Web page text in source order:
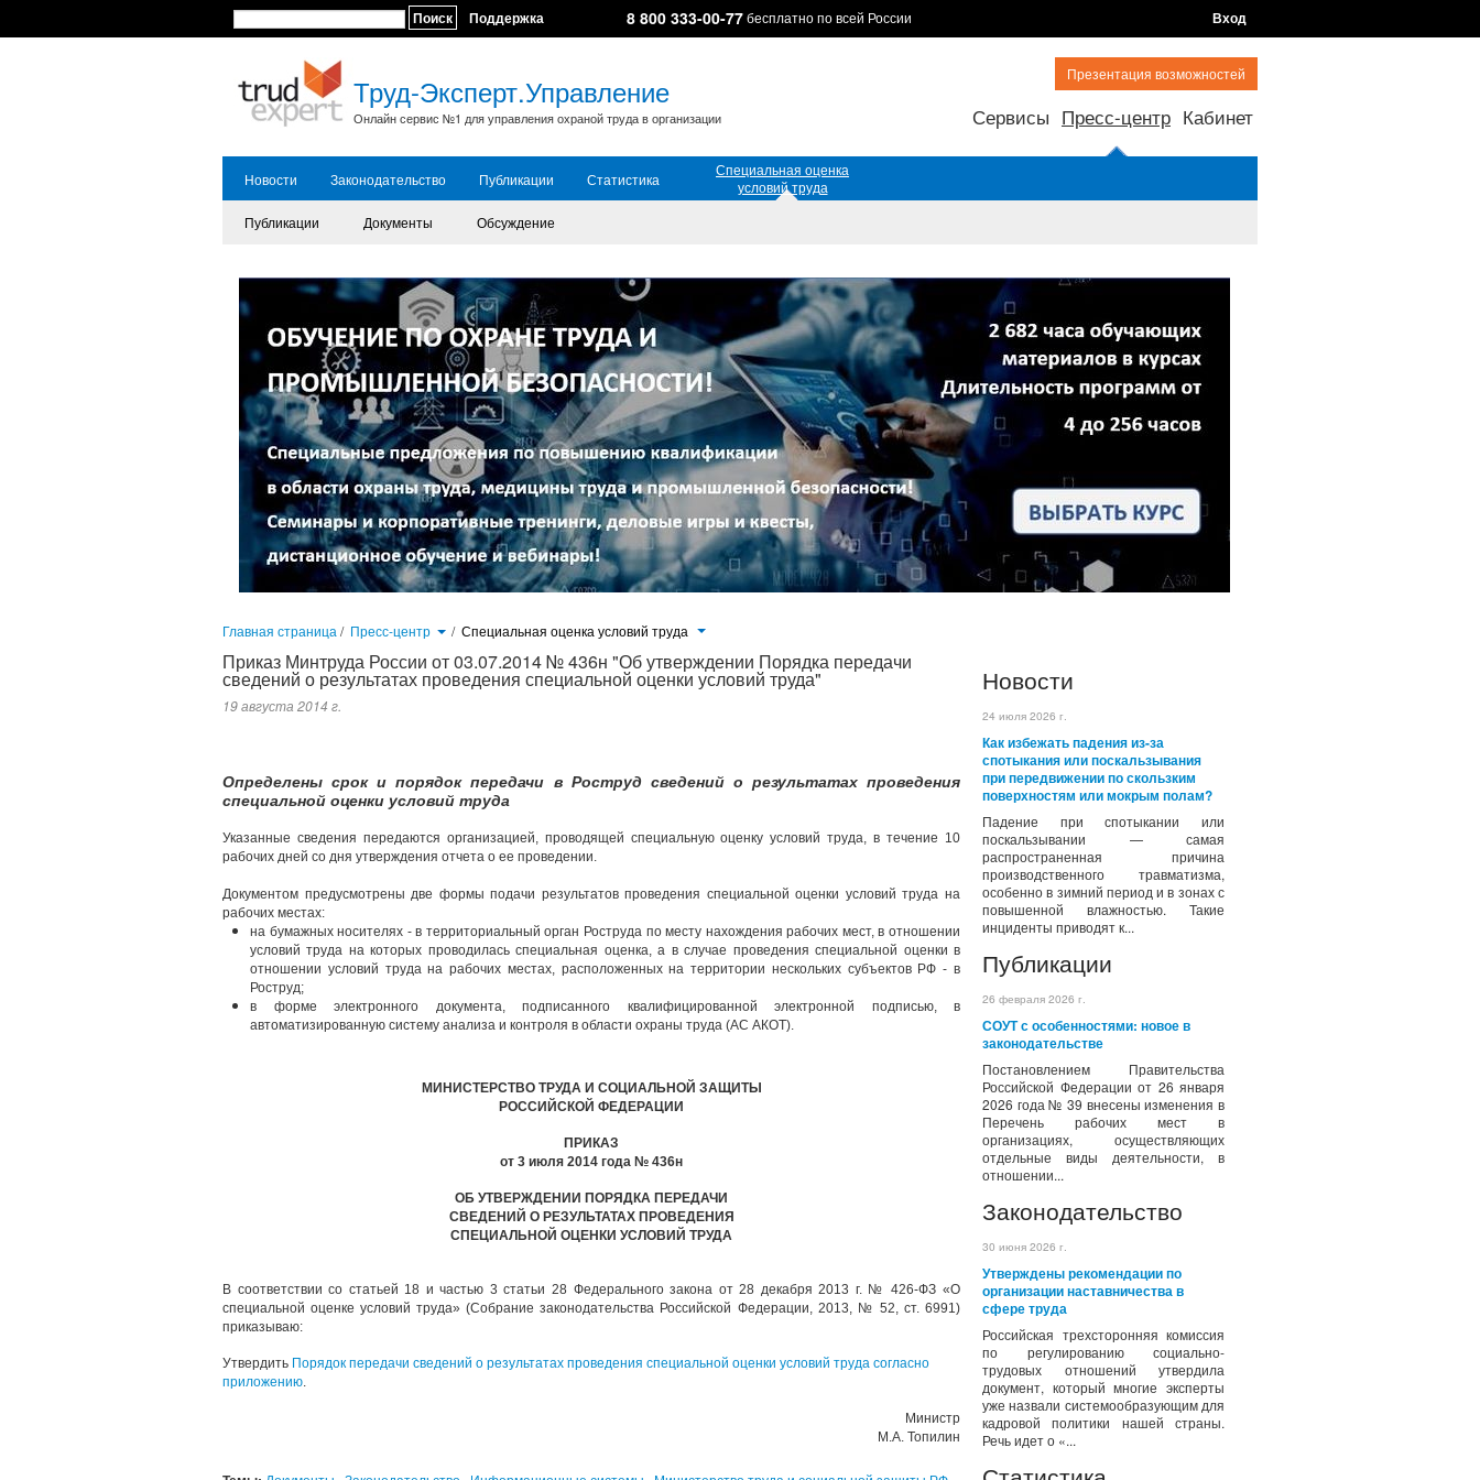
Поиск Поддержка 8 800 333-00-77бесплатно по всей России Вход
Труд-Эксперт.Управление
Онлайн сервис №1 для управления охраной труда в организации
Презентация возможностей
Сервисы Пресс-центр Кабинет
Новости Законодательство Публикации Статистика
Специальная оценка
условий труда
Публикации
Документы Обсуждение
Главная страница / Пресс-центр / Специальная оценка условий труда
Новости
24 июля 2026 г.
Как избежать падения из-за
спотыкания или поскальзывания
при передвижении по скользким
поверхностям или мокрым полам?
Падение при спотыкании или
поскальзывании — самая
распространенная причина
производственного травматизма,
особенно в зимний период и в зонах с
повышенной влажностью. Такие
инциденты приводят к...
Публикации
26 февраля 2026 г.
СОУТ с особенностями: новое в
законодательстве
Постановлением Правительства
Российской Федерации от 26 января
2026 года № 39 внесены изменения в
Перечень рабочих мест в
организациях, осуществляющих
отдельные виды деятельности, в
отношении...
Законодательство
30 июня 2026 г.
Утверждены рекомендации по
организации наставничества в
сфере труда
Российская трехсторонняя комиссия
по регулированию социально-
трудовых отношений утвердила
документ, который многие эксперты
уже назвали системообразующим для
кадровой политики нашей страны.
Речь идет о «...
Приказ Минтруда России от 03.07.2014 № 436н "Об утверждении Порядка передачи
сведений о результатах проведения специальной оценки условий труда"
19 августа 2014 г.
Определены срок и порядок передачи в Роструд сведений о результатах проведения
специальной оценки условий труда
Указанные сведения передаются организацией, проводящей специальную оценку условий труда, в течение 10
рабочих дней со дня утверждения отчета о ее проведении.
Документом предусмотрены две формы подачи результатов проведения специальной оценки условий труда на
рабочих местах:
на бумажных носителях - в территориальный орган Роструда по месту нахождения рабочих мест, в отношении
условий труда на которых проводилась специальная оценка, а в случае проведения специальной оценки в
отношении условий труда на рабочих местах, расположенных на территории нескольких субъектов РФ - в
Роструд;
в форме электронного документа, подписанного квалифицированной электронной подписью, в
автоматизированную систему анализа и контроля в области охраны труда (АС АКОТ).
МИНИСТЕРСТВО ТРУДА И СОЦИАЛЬНОЙ ЗАЩИТЫ
РОССИЙСКОЙ ФЕДЕРАЦИИ
ПРИКАЗ
от 3 июля 2014 года № 436н
ОБ УТВЕРЖДЕНИИ ПОРЯДКА ПЕРЕДАЧИ
СВЕДЕНИЙ О РЕЗУЛЬТАТАХ ПРОВЕДЕНИЯ
СПЕЦИАЛЬНОЙ ОЦЕНКИ УСЛОВИЙ ТРУДА
В соответствии со статьей 18 и частью 3 статьи 28 Федерального закона от 28 декабря 2013 г. № 426-ФЗ «О
специальной оценке условий труда» (Собрание законодательства Российской Федерации, 2013, № 52, ст. 6991)
приказываю:
Утвердить Порядок передачи сведений о результатах проведения специальной оценки условий труда согласно
приложению.
Министр
М.А. Топилин